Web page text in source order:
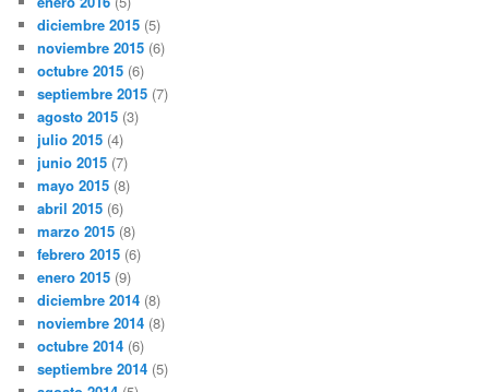
diciembre 2015 (5)
noviembre 2015 (6)
octubre 2015 (6)
septiembre 2015 (7)
agosto 2015 (3)
julio 2015 (4)
junio 2015 (7)
mayo 2015 (8)
abril 2015 (6)
marzo 2015 (8)
febrero 2015 (6)
enero 2015 (9)
diciembre 2014 (8)
noviembre 2014 (8)
octubre 2014 (6)
septiembre 2014 (5)